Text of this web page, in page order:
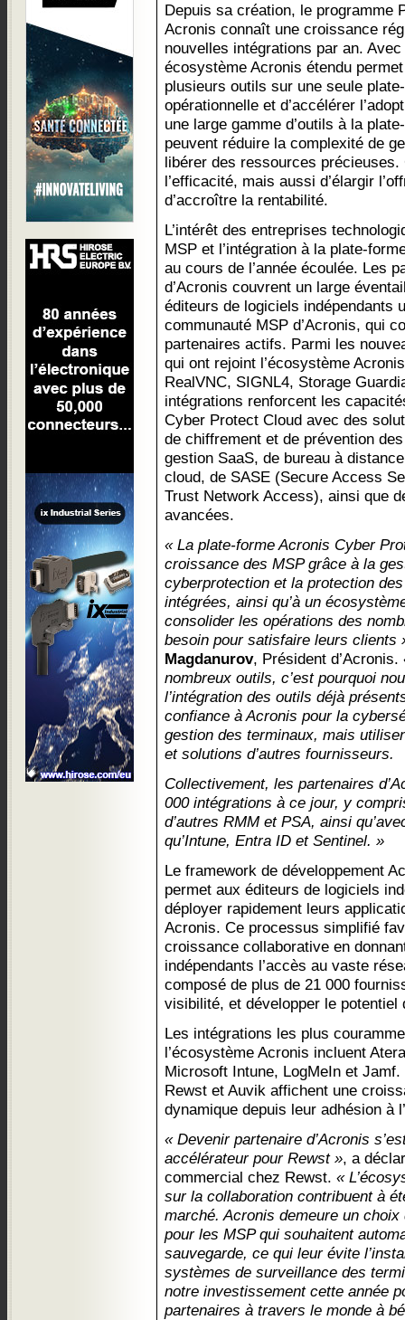
Depuis sa création, le programme
Acronis connaît une croissance
nouvelles intégrations par an.
écosystème Acronis étendu
plusieurs outils sur une seule
opérationnelle et d’accélérer
une large gamme d’outils à la
peuvent réduire la complexité de
libérer des ressources précieuses.
l’efficacité, mais aussi d’élargir
d’accroître la rentabilité.
L’intérêt des entreprises
MSP et l’intégration à la plate-
au cours de l’année écoulée. Les
d’Acronis couvrent un large
éditeurs de logiciels indépendants
communauté MSP d’Acronis, qui
partenaires actifs. Parmi les
qui ont rejoint l’écosystème
RealVNC, SIGNL4, Storage
intégrations renforcent les
Cyber Protect Cloud avec des
de chiffrement et de prévention
gestion SaaS, de bureau à
cloud, de SASE (Secure Access
Trust Network Access), ainsi que
avancées.
« La plate-forme Acronis Cyber
croissance des MSP grâce à la
cyberprotection et la protection
intégrées, ainsi qu’à un
consolider les opérations des
besoin pour satisfaire leurs clients
Magdanurov, Président d’Acronis.
nombreux outils, c’est pourquoi
l’intégration des outils déjà
confiance à Acronis pour la
gestion des terminaux, mais
et solutions d’autres fournisseurs.
Collectivement, les partenaires
000 intégrations à ce jour, y
d’autres RMM et PSA, ainsi
qu’Intune, Entra ID et Sentinel. »
Le framework de développement
permet aux éditeurs de logiciels
déployer rapidement leurs
Acronis. Ce processus simplifié
croissance collaborative en
indépendants l’accès au vaste
composé de plus de 21 000
visibilité, et développer le
Les intégrations les plus
l’écosystème Acronis incluent
Microsoft Intune, LogMeIn et
Rewst et Auvik affichent une
dynamique depuis leur adhésion à
« Devenir partenaire d’Acronis
accélérateur pour Rewst », a
commercial chez Rewst. «
sur la collaboration contribuent à
marché. Acronis demeure un choix
pour les MSP qui souhaitent
sauvegarde, ce qui leur évite
systèmes de surveillance des
notre investissement cette année
partenaires à travers le monde à